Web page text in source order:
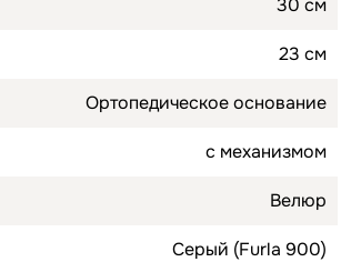
30 см
23 см
Ортопедическое основание
c механизмом
Велюр
Серый (Furla 900)